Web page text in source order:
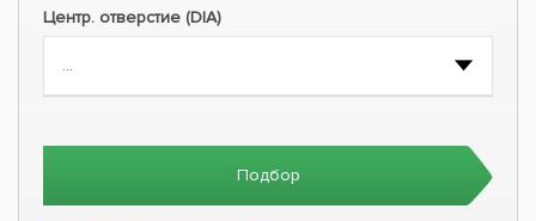
Центр. отверстие (DIA)
Подбор